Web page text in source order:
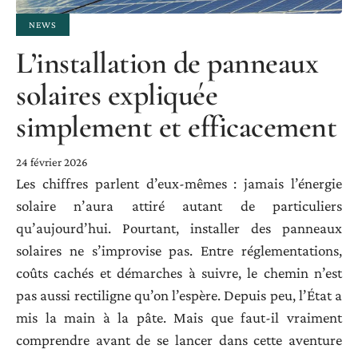
NEWS
L’installation de panneaux
solaires expliquée
simplement et efficacement
24 février 2026
Les chiffres parlent d’eux-mêmes : jamais l’énergie
solaire n’aura attiré autant de particuliers
qu’aujourd’hui. Pourtant, installer des panneaux
solaires ne s’improvise pas. Entre réglementations,
coûts cachés et démarches à suivre, le chemin n’est
pas aussi rectiligne qu’on l’espère. Depuis peu, l’État a
mis la main à la pâte. Mais que faut-il vraiment
comprendre avant de se lancer dans cette aventure